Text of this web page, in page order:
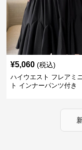
¥5,060 (税込)
ハイウエスト フレアミ
ト インナーパンツ付き